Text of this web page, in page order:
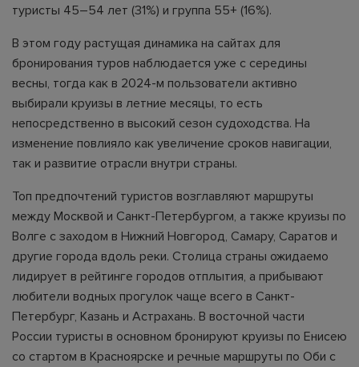
туристы 45–54 лет (31%) и группа 55+ (16%).
В этом году растущая динамика на сайтах для
бронирования туров наблюдается уже с середины
весны, тогда как в 2024-м пользователи активно
выбирали круизы в летние месяцы, то есть
непосредственно в высокий сезон судоходства. На
изменение повлияло как увеличение сроков навигации,
так и развитие отрасли внутри страны.
Топ предпочтений туристов возглавляют маршруты
между Москвой и Санкт-Петербургом, а также круизы по
Волге с заходом в Нижний Новгород, Самару, Саратов и
другие города вдоль реки. Столица страны ожидаемо
лидирует в рейтинге городов отплытия, а прибывают
любители водных прогулок чаще всего в Санкт-
Петербург, Казань и Астрахань. В восточной части
России туристы в основном бронируют круизы по Енисею
со стартом в Красноярске и речные маршруты по Оби с